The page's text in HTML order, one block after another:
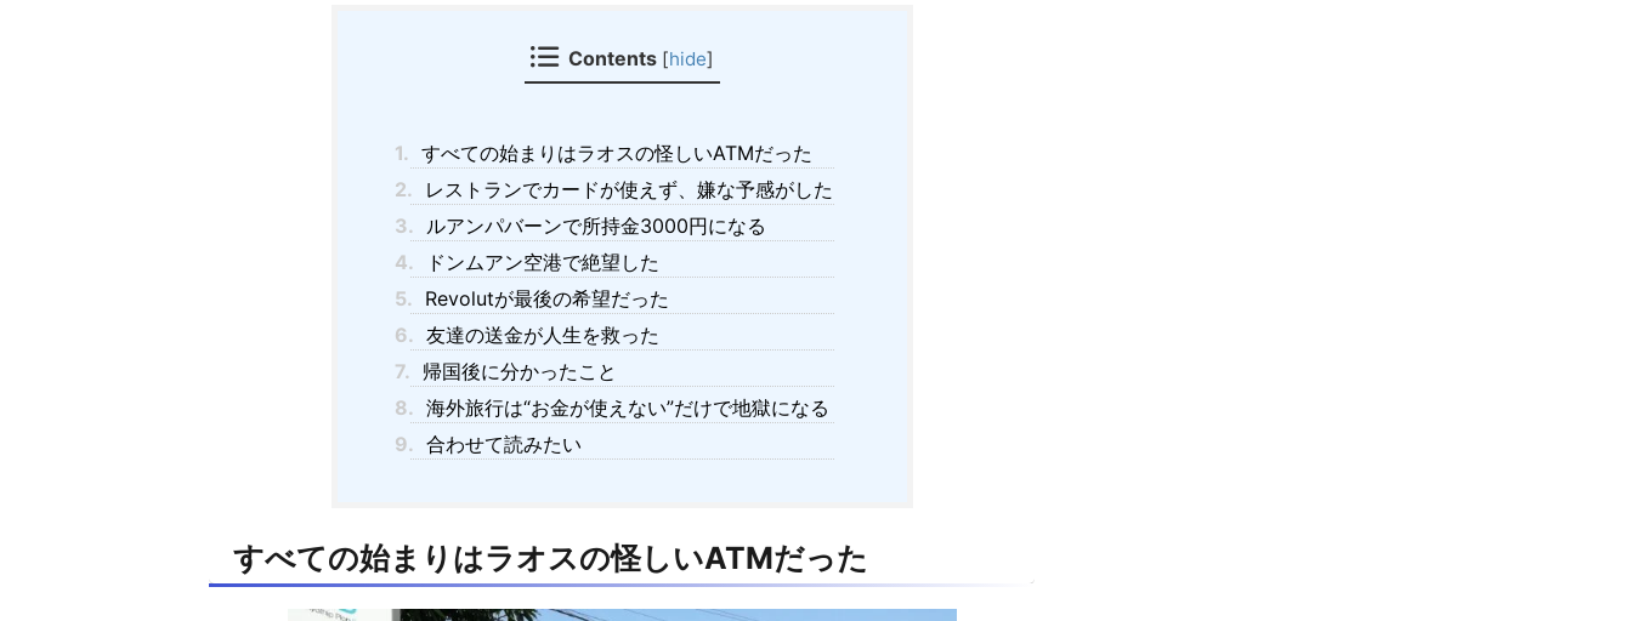
Contents [hide]
1. すべての始まりはラオスの怪しいATMだった
2.
レストランでカードが使えず、嫌な予感がした
3. ルアンパバーンで所持金3000円になる
4.
ドンムアン空港で絶望した
5. Revolutが最後の希望だった
6. 友達の送金が人生を救った
7. 帰国後に分かったこと
8. 海外旅行は“お金が使えない”だけで地獄になる
9. 合わせて読みたい
すべての始まりはラオスの怪しいATMだった